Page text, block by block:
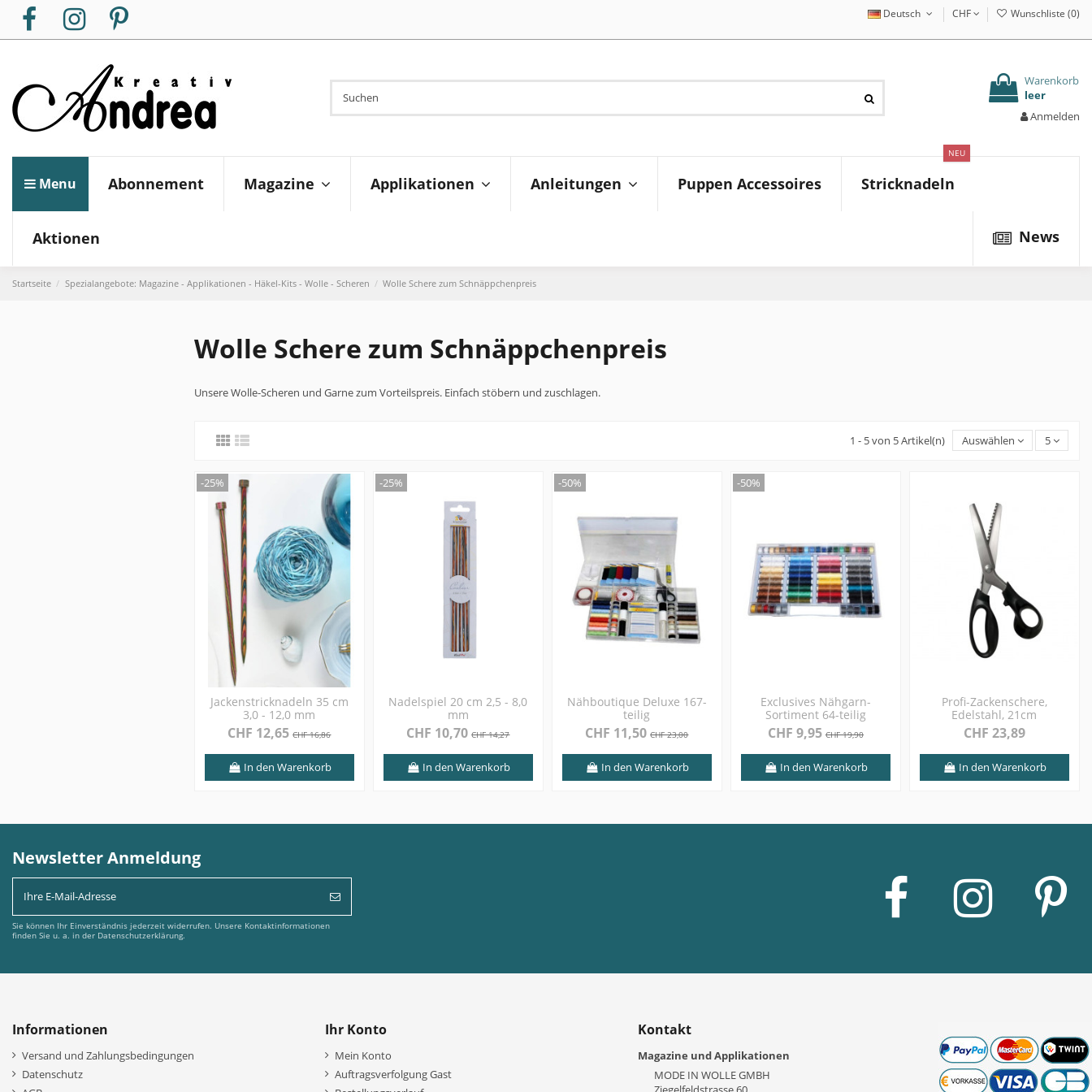
Deutsch CHF Wunschliste (0)
Warenkorb
leer
Anmelden
Menu Abonnement Magazine Applikationen Anleitungen Puppen Accessoires Stricknadeln
NEU
News
Aktionen
Startseite Spezialangebote: Magazine - Applikationen - Häkel-Kits - Wolle - Scheren Wolle Schere zum Schnäppchenpreis
Wolle Schere zum Schnäppchenpreis
Unsere Wolle-Scheren und Garne zum Vorteilspreis. Einfach stöbern und zuschlagen.
1 - 5 von 5 Artikel(n) Auswählen 5
-25%
Jackenstricknadeln 35 cm
3,0 - 12,0 mm
CHF 12,65CHF 16,86
In den Warenkorb
-25%
Nadelspiel 20 cm 2,5 - 8,0
mm
CHF 10,70CHF 14,27
In den Warenkorb
-50%
Nähboutique Deluxe 167-
teilig
CHF 11,50CHF 23,00
In den Warenkorb
-50%
Exclusives Nähgarn-
Sortiment 64-teilig
CHF 9,95 CHF 19,90
In den Warenkorb
Profi-Zackenschere,
Edelstahl, 21cm
CHF 23,89
In den Warenkorb
Newsletter Anmeldung
Sie können Ihr Einverständnis jederzeit widerrufen. Unsere Kontaktinformationen
finden Sie u. a. in der Datenschutzerklärung.
Informationen
Versand und Zahlungsbedingungen
Datenschutz
Ihr Konto
Mein Konto
Auftragsverfolgung Gast
Kontakt
Magazine und Applikationen
MODE IN WOLLE GMBH